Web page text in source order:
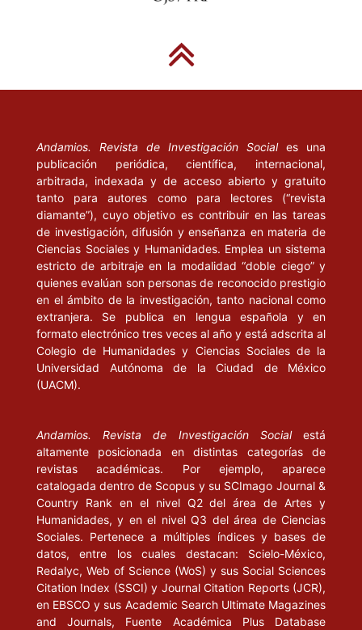
Andamios. Revista de Investigación Social es una
publicación periódica, científica, internacional,
arbitrada, indexada y de acceso abierto y gratuito
tanto para autores como para lectores (“revista
diamante”), cuyo objetivo es contribuir en las tareas
de investigación, difusión y enseñanza en materia de
Ciencias Sociales y Humanidades. Emplea un sistema
estricto de arbitraje en la modalidad “doble ciego” y
quienes evalúan son personas de reconocido prestigio
en el ámbito de la investigación, tanto nacional como
extranjera. Se publica en lengua española y en
formato electrónico tres veces al año y está adscrita al
Colegio de Humanidades y Ciencias Sociales de la
Universidad Autónoma de la Ciudad de México
(UACM).
Andamios. Revista de Investigación Socialestá
altamente posicionada en distintas categorías de
revistas académicas. Por ejemplo, aparece
catalogada dentro de Scopus y su SCImago Journal &
Country Rank en el nivel Q2 del área de Artes y
Humanidades, y en el nivel Q3 del área de Ciencias
Sociales. Pertenece a múltiples índices y bases de
datos, entre los cuales destacan: Scielo-México,
Redalyc, Web of Science (WoS) y sus Social Sciences
Citation Index (SSCI) y Journal Citation Reports (JCR),
en EBSCO y sus Academic Search Ultimate Magazines
and Journals, Fuente Académica Plus Database